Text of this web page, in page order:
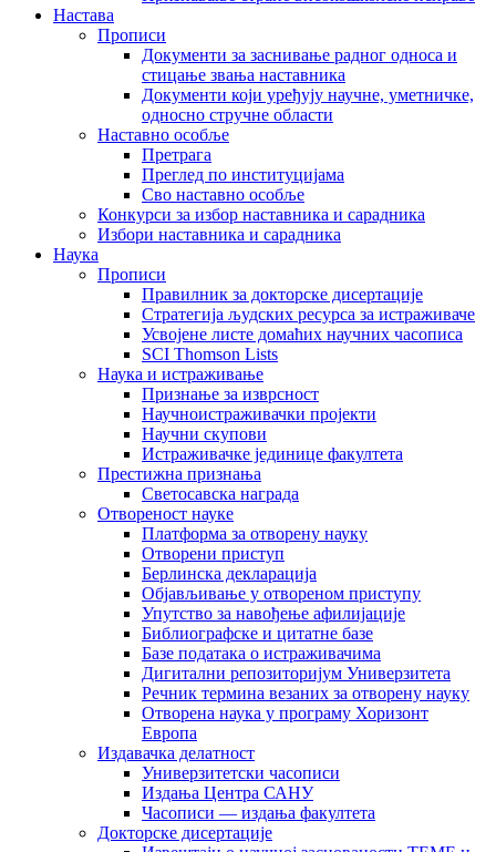
Настава
Прописи
Документи за заснивање радног односа и
стицање звања наставника
Документи који уређују научне, уметничке,
односно стручне области
Наставно особље
Претрага
Преглед по институцијама
Сво наставно особље
Конкурси за избор наставника и сарадника
Избори наставника и сарадника
Наука
Прописи
Правилник за докторске дисертације
Стратегија људских ресурса за истраживаче
Усвојене листе домаћих научних часописа
SCI Thomson Lists
Наука и истраживање
Признање за изврсност
Научноистраживачки пројекти
Научни скупови
Истраживачке јединице факултета
Престижна признања
Светосавска награда
Отвореност науке
Платформа за отворену науку
Отворени приступ
Берлинска декларација
Објављивање у отвореном приступу
Упутство за навођење афилијације
Библиографске и цитатне базе
Базе података о истраживачима
Дигитални репозиторијум Универзитета
Рeчник термина везаних за отворену науку
Отворена наука у програму Хоризонт
Европа
Издавачка делатност
Универзитетски часописи
Издања Центра САНУ
Часописи — издања факултета
Докторске дисертације